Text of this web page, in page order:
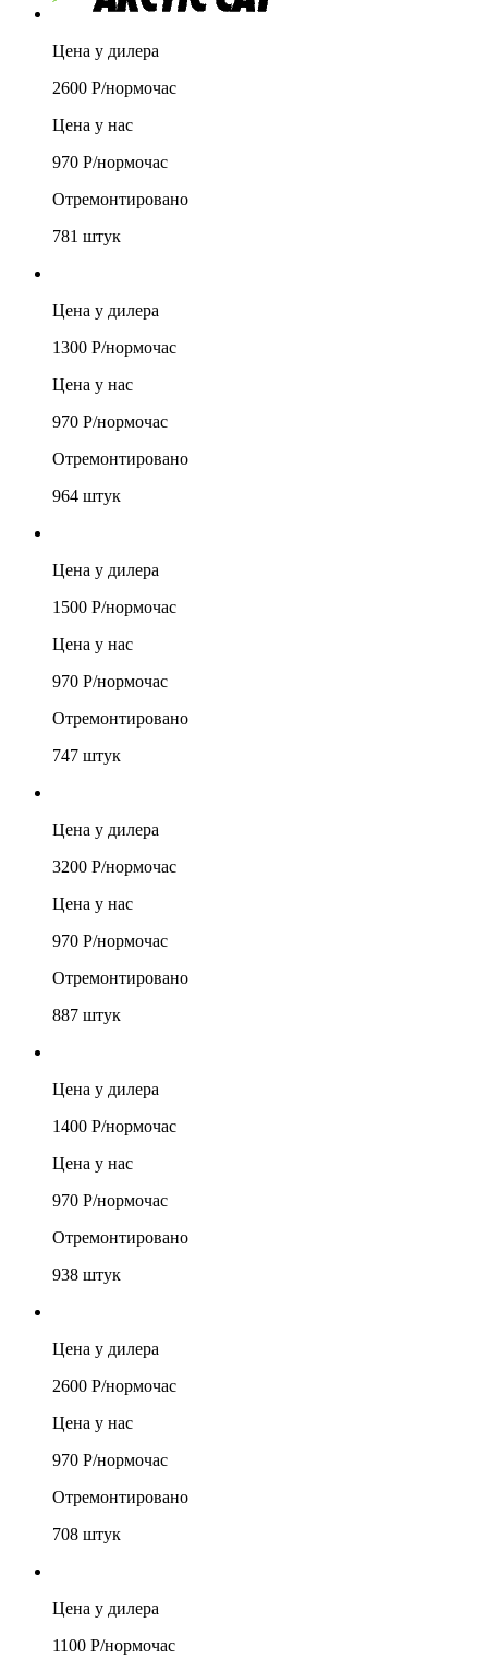
Цена у дилера
2600 Р/нормочас
Цена у нас
970 Р/нормочас
Отремонтировано
781 штук
Цена у дилера
1300 Р/нормочас
Цена у нас
970 Р/нормочас
Отремонтировано
964 штук
Цена у дилера
1500 Р/нормочас
Цена у нас
970 Р/нормочас
Отремонтировано
747 штук
Цена у дилера
3200 Р/нормочас
Цена у нас
970 Р/нормочас
Отремонтировано
887 штук
Цена у дилера
1400 Р/нормочас
Цена у нас
970 Р/нормочас
Отремонтировано
938 штук
Цена у дилера
2600 Р/нормочас
Цена у нас
970 Р/нормочас
Отремонтировано
708 штук
Цена у дилера
1100 Р/нормочас